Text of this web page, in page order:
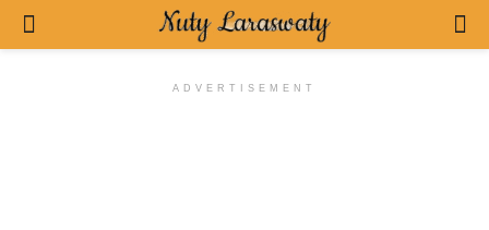
ADVERTISEMENT